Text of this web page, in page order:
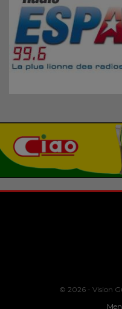
© 2026 - Vision